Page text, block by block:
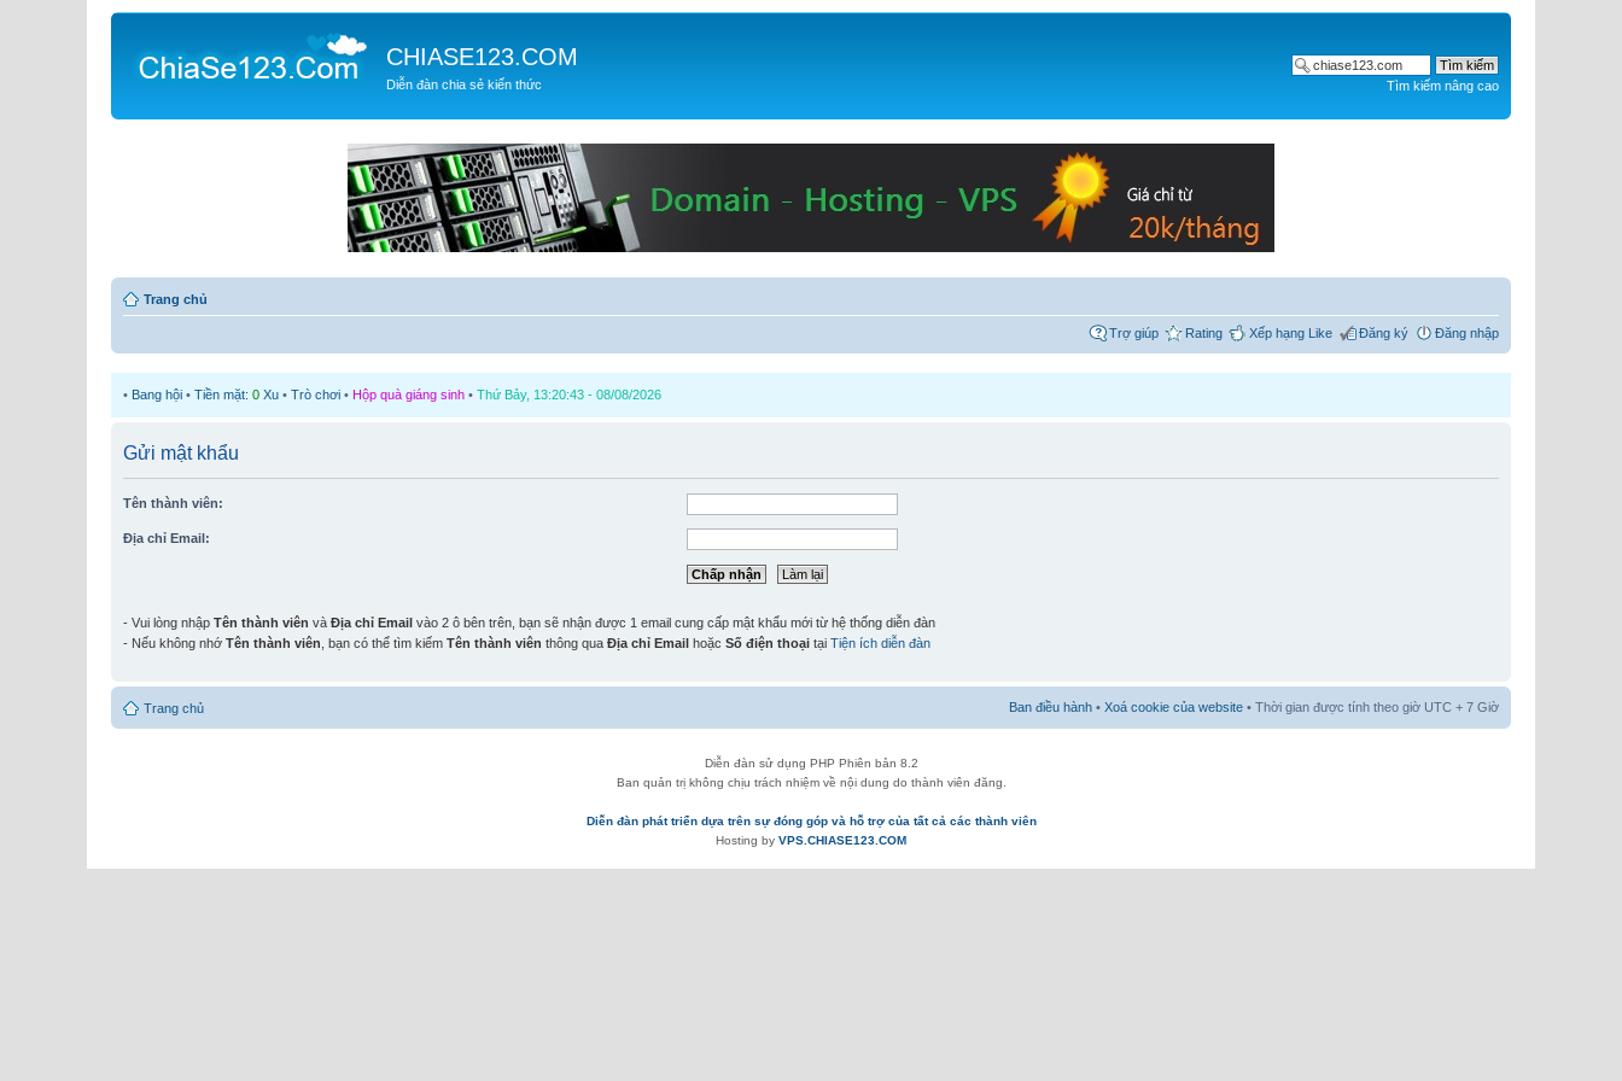
CHIASE123.COM
Diễn đàn chia sẻ kiến thức Tìm kiếm nâng cao
Trang chủ
Trợ giúp Rating Xếp hạng Like Đăng ký Đăng nhập
• Bang hội • Tiền mặt: 0 Xu • Trò chơi • Hộp quà giáng sinh • Thứ Bảy, 13:20:43 - 08/08/2026
Gửi mật khẩu
Tên thành viên:
Địa chỉ Email:
- Vui lòng nhập Tên thành viên và Địa chỉ Email vào 2 ô bên trên, bạn sẽ nhận được 1 email cung cấp mật khẩu mới từ hệ thống diễn đàn
- Nếu không nhớ Tên thành viên , bạn có thể tìm kiếm Tên thành viên thông qua Địa chỉ Email hoặc Số điện thoại tại Tiện ích diễn đàn
Trang chủ Ban điều hành • Xoá cookie của website • Thời gian được tính theo giờ UTC + 7 Giờ
Diễn đàn sử dụng PHP Phiên bản 8.2
Ban quản trị không chịu trách nhiệm về nội dung do thành viên đăng.
Diễn đàn phát triển dựa trên sự đóng góp và hỗ trợ của tất cả các thành viên
Hosting by VPS.CHIASE123.COM